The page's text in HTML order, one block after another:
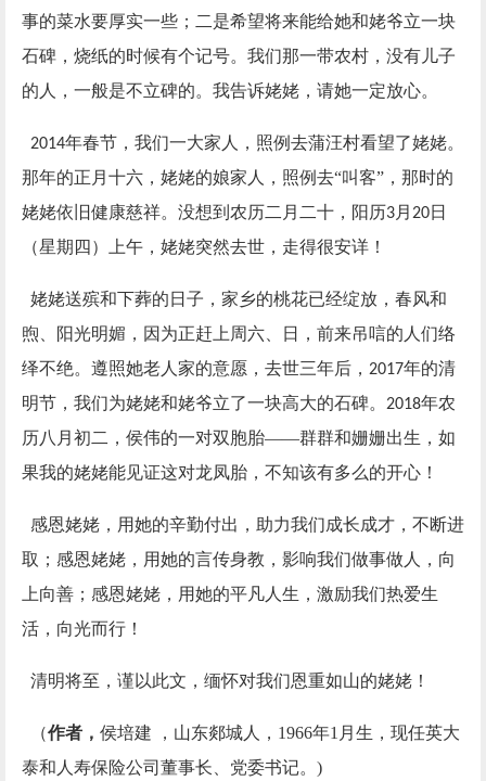
事的菜水要厚实一些；二是希望将来能给她和姥爷立一块
石碑，烧纸的时候有个记号。我们那一带农村，没有儿子
的人，一般是不立碑的。我告诉姥姥，请她一定放心。
2014年春节，我们一大家人，照例去蒲汪村看望了姥姥。
那年的正月十六，姥姥的娘家人，照例去“叫客”，那时的
姥姥依旧健康慈祥。没想到农历二月二十，阳历3月 20日
（星期四）上午，姥姥突然去世，走得很安详！
姥姥送殡和下葬的日子，家乡的桃花已经绽放，春风和
煦、阳光明媚，因为正赶上周六、日，前来吊唁的人们络
绎不绝。遵照她老人家的意愿，去世三年后， 2017年的清
明节，我们为姥姥和姥爷立了一块高大的石碑。 2018年农
历八月初二，侯伟的一对双胞胎——群群和姗姗出生，如
果我的姥姥能见证这对龙凤胎，不知该有多么的开心！
感恩姥姥，用她的辛勤付出，助力我们成长成才，不断进
取；感恩姥姥，用她的言传身教，影响我们做事做人，向
上向善；感恩姥姥，用她的平凡人生，激励我们热爱生
活，向光而行！
清明将至，谨以此文，缅怀对我们恩重如山的姥姥！
（作者， 侯培建 ，山东郯城人，1966年1月生，现任英大
泰和人寿保险公司董事长、党委书记。)